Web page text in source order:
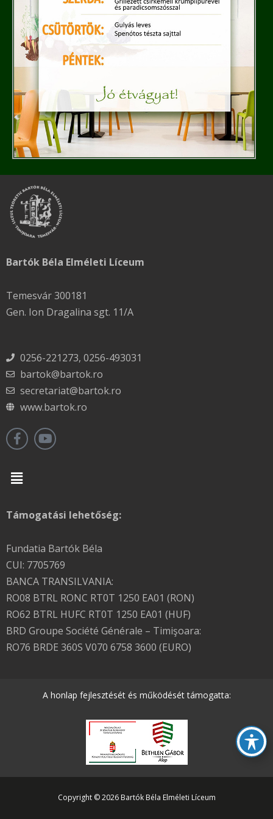
Bartók Béla Elméleti Líceum
Temesvár 300181
Gen. Ion Dragalina sgt. 11/A
0256-221273, 0256-493031
bartok@bartok.ro
secretariat@bartok.ro
www.bartok.ro
Menu
Támogatási lehetőség:
Fundatia Bartók Béla
CUI: 7705769
BANCA TRANSILVANIA:
RO08 BTRL RONC RT0T 1250 EA01 (RON)
RO62 BTRL HUFC RT0T 1250 EA01 (HUF)
BRD Groupe Société Générale – Timişoara:
RO76 BRDE 360S V070 6758 3600 (EURO)
A honlap fejlesztését és működését támogatta:
Copyright © 2026 Bartók Béla Elméleti Líceum